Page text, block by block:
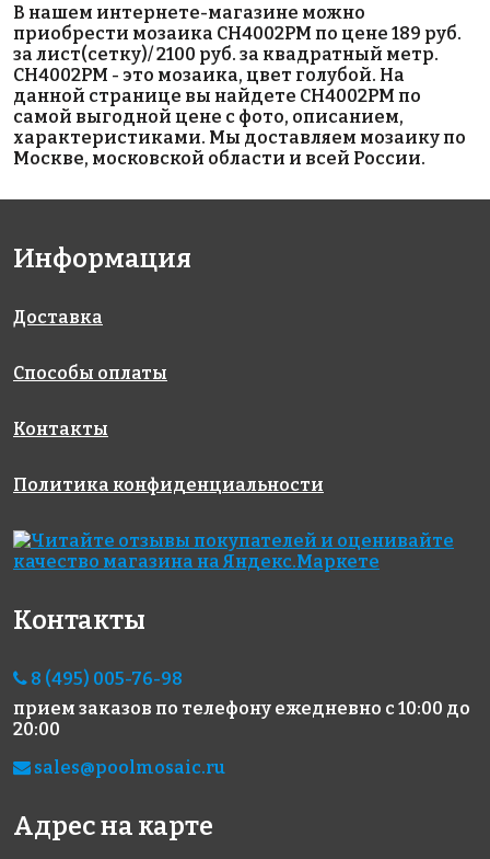
AKS107
на сетке
327x327
AKS004
на сетке
300x300
503/516
Antid.
на сетке
317x317
на сетке
на сетке
В нашем интернете-магазине можно
приобрести мозаика CH4002PM по цене 189 руб.
за лист(сетку)/ 2100 руб. за квадратный метр.
CH4002PM - это мозаика, цвет голубой. На
данной странице вы найдете CH4002PM по
самой выгодной цене с фото, описанием,
характеристиками. Мы доставляем мозаику по
Москве, московской области и всей России.
Информация
Доставка
Способы оплаты
Контакты
Политика конфиденциальности
Контакты
8 (495) 005-76-98
прием заказов по телефону ежедневно с 10:00 до
20:00
sales@poolmosaic.ru
Адрес на карте